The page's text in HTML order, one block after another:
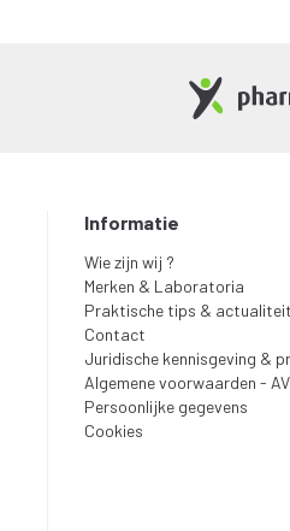
Informatie
Wie zijn wij ?
Merken & Laboratoria
Praktische tips & actualiteit
Contact
Juridische kennisgeving &
Algemene voorwaarden -
Persoonlijke gegevens
Cookies